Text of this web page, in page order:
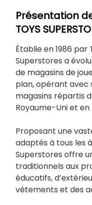
Présentation
TOYS
Établie en 1986 par
Superstores a
de magasins de
plan, opérant avec
magasins répartis
Royaume-Uni et en
Proposant une
adaptés à tous les
Superstores offre
traditionnels aux
éducatifs,
vêtements et des